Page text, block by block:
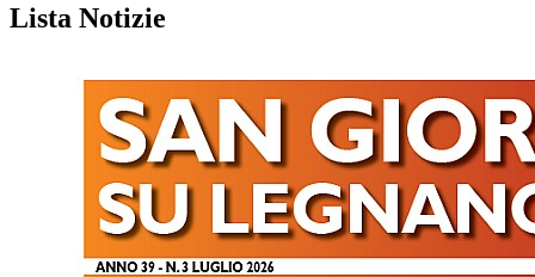
Lista Notizie